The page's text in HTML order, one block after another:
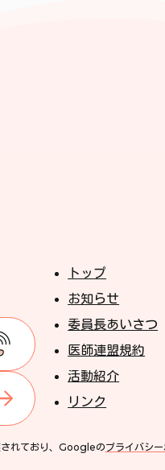
トップ
お知らせ
委員長あいさつ
医師連盟規約
活動紹介
リンク
れており、Googleのプライバシ